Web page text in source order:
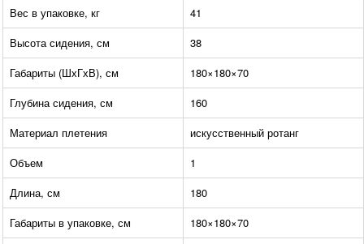
Вес в упаковке, кг
41
Высота сидения, см
38
Габариты (ШхГхВ), см
180×180×70
Глубина сидения, см
160
Материал плетения
искусственный ротанг
Объем
1
Длина, см
180
Габариты в упаковке, см
180×180×70